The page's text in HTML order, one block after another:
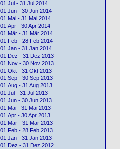
01.Jul - 31 Jul 2014
01.Jun - 30 Jun 2014
01.Mai - 31 Mai 2014
01.Apr - 30 Apr 2014
01.Mär - 31 Mär 2014
01.Feb - 28 Feb 2014
01.Jan - 31 Jan 2014
01.Dez - 31 Dez 2013
01.Nov - 30 Nov 2013
01.Okt - 31 Okt 2013
01.Sep - 30 Sep 2013
01.Aug - 31 Aug 2013
01.Jul - 31 Jul 2013
01.Jun - 30 Jun 2013
01.Mai - 31 Mai 2013
01.Apr - 30 Apr 2013
01.Mär - 31 Mär 2013
01.Feb - 28 Feb 2013
01.Jan - 31 Jan 2013
01.Dez - 31 Dez 2012